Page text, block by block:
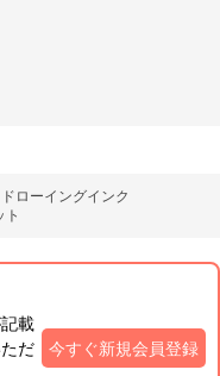
ローイングインク
載
だ
今すぐ新規会員登録